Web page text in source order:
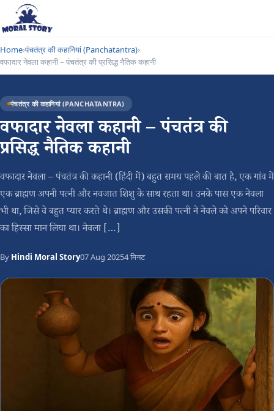
Home›पंचतंत्र की कहानियां (Panchatantra)›
वफादार नेवला कहानी – पंचतंत्र की प्रसिद्ध नैतिक कहानी
पंचतंत्र की कहानियां (PANCHATANTRA)
वफादार नेवला कहानी – पंचतंत्र की
प्रसिद्ध नैतिक कहानी
वफादार नेवला – पंचतंत्र की कहानी (हिंदी में) बहुत समय पहले की बात है, एक गांव में
एक ब्राह्मण अपनी पत्नी और नवजात शिशु के साथ रहता था। उनके पास एक नेवला
भी था, जिसे वे बहुत प्यार करते थे। ब्राह्मण और उसकी पत्नी ने नेवले को अपने परिवार
का हिस्सा मान लिया था। नेवला […]
By Hindi Moral Story07 Aug 20254 मिनट